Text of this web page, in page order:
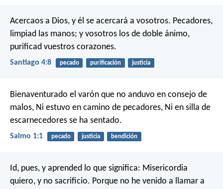
Acercaos a Dios, y él se acercará a vosotros. Pecadores,
limpiad las manos; y vosotros los de doble ánimo,
purificad vuestros corazones.
Santiago 4:8 pecado purificación justicia
Bienaventurado el varón que no anduvo en consejo de
malos, Ni estuvo en camino de pecadores, Ni en silla de
escarnecedores se ha sentado.
Salmo 1:1 pecado justicia bendición
Id, pues, y aprended lo que significa: Misericordia
quiero, y no sacrificio. Porque no he venido a llamar a